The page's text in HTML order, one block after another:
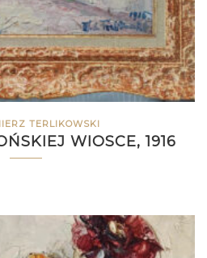
TERLIKOWSKI
WIOSCE, 1916